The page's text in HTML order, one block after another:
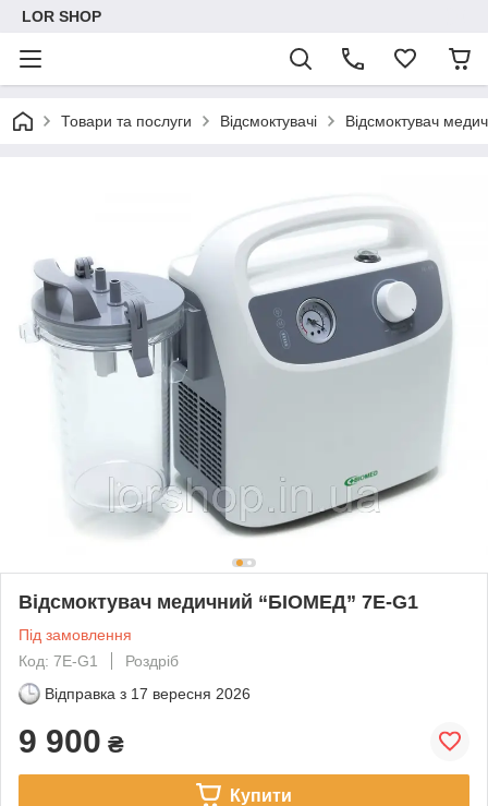
LOR SHOP
Товари та послуги Відсмоктувачі Відсмоктувач
Відсмоктувач медичний “БІОМЕД” 7E-G1
Під замовлення
Код: 7E-G1
Роздріб
Відправка з 17 вересня 2026
9 900 ₴
Купити